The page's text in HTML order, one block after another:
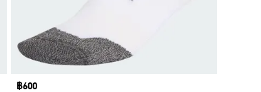
Price
฿600